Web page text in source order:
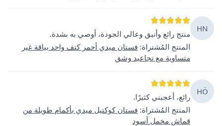
HN
منتج رائع وأنيق وعالي الجودة، أوصي به بشدة.
المنتج المُشتراة: فستان ميدي أحمر كتف واحد بياقة غير
متساوية مع تجاعيد وشق
HÖ
رائع، أعجبني كثيرًا.
المنتج المُشتراة: فستان كوكتيل ميدي بأكمام طويلة من
قماش مخمل أسود